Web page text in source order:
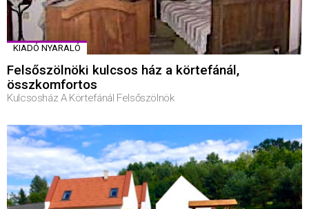
KIADÓ NYARALÓ
Felsőszölnöki kulcsos ház a körtefánál,
összkomfortos
Kulcsosház A Körtefánál Felsőszölnök